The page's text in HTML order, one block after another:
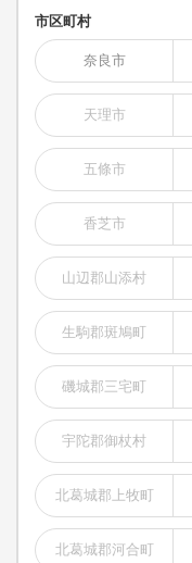
市区町村
奈良市
天理市
五條市
香芝市
山辺郡山添村
生駒郡斑鳩町
磯城郡三宅町
宇陀郡御杖村
北葛城郡上牧町
北葛城郡河合町